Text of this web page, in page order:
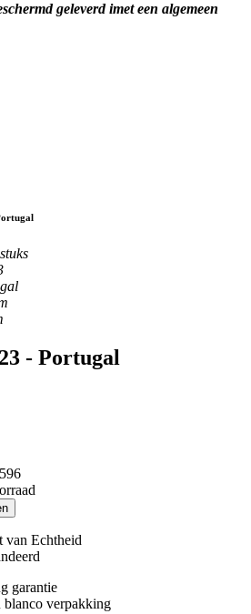
geleverd imet een algemeen
- Portugal
van Echtheid
garantie
blanco verpakking